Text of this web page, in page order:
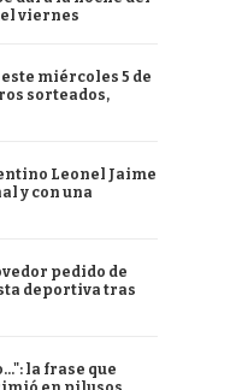
viernes
este miércoles 5 de
sorteados,
Leonel Jaime
y con una
pedido de
deportiva tras
la frase que